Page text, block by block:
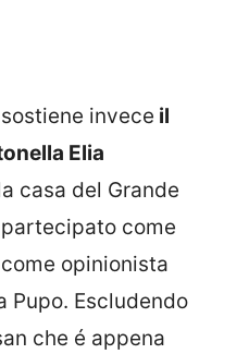
invece il
Elia
casa del Grande
come
opinionista
Pupo. Escludendo
che é appena